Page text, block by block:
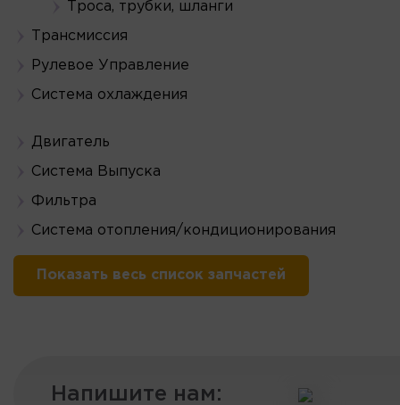
Троса, трубки, шланги
Трансмиссия
Рулевое Управление
Система охлаждения
Двигатель
Система Выпуска
Фильтра
Система отопления/кондиционирования
Показать весь список запчастей
Напишите нам: